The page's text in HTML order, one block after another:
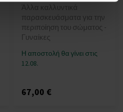
Άλλα καλλυντικά
παρασκευάσματα για την
περιποίηση του σώματος -
Γυναίκες
Η αποστολή θα γίνει στις
12.08.
67,00 €